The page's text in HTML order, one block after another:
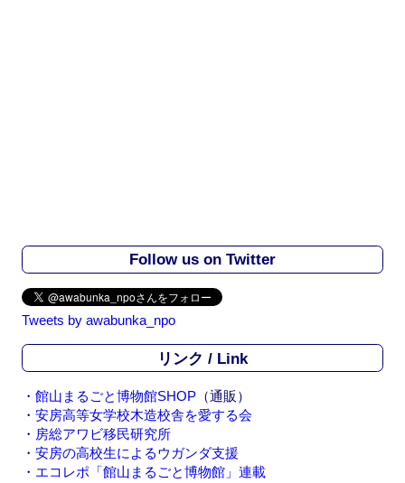
Follow us on Twitter
Tweets by awabunka_npo
リンク / Link
・ 館山まるごと博物館SHOP （通販）
・ 安房高等女学校木造校舎を愛する会
・ 房総アワビ移民研究所
・ 安房の高校生によるウガンダ支援
・ エコレポ「館山まるごと博物館」連載